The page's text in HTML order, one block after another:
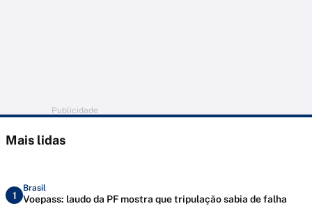
Publicidade
Mais lidas
1
Brasil
Voepass: laudo da PF mostra que tripulação sabia de falha